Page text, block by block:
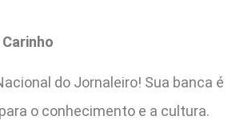
do Jornaleiro! Sua banca é
o conhecimento e a cultura.